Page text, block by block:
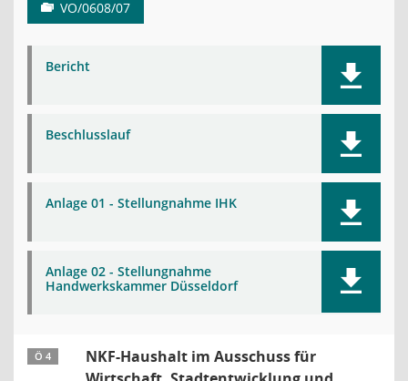
VO/0608/07
Bericht
Beschlusslauf
Anlage 01 - Stellungnahme IHK
Anlage 02 - Stellungnahme
Handwerkskammer Düsseldorf
Ö 4
NKF-Haushalt im Ausschuss für